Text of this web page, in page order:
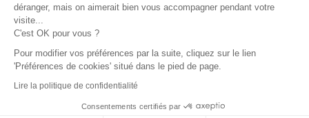
déranger, mais on aimerait bien vous accompagner pendant votre
visite...
C'est OK pour vous ?
Pour modifier vos préférences par la suite, cliquez sur le lien
'Préférences de cookies' situé dans le pied de page.
Lire la politique de confidentialité
Consentements certifiés par